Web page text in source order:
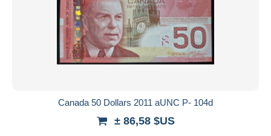
Canada 50 Dollars 2011 aUNC P- 104d
± 86,58 $US